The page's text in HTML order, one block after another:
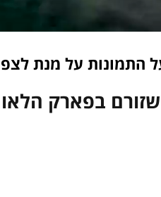
התמונות על מנת
שזורם בפארק